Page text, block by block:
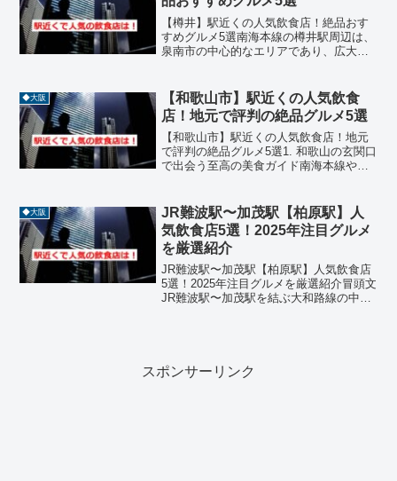
【樽井】駅近くの人気飲食店！絶品おす
すめグルメ5選南海本線の樽井駅周辺は、
泉南市の中心的なエリアであり、広大な
スも良く、非常に活気のあるグルメスポ
ットが点在...
◆大阪
【和歌山市】駅近くの人気飲食
店！地元で評判の絶品グルメ5選
【和歌山市】駅近くの人気飲食店！地元
で評判の絶品グルメ5選1. 和歌山の玄関口
で出会う至高の美食ガイド南海本線や和
た「キーノ和歌山」を中心に、今最も活
気に溢れているエリ...
◆大阪
JR難波駅〜加茂駅【柏原駅】人
気飲食店5選！2025年注目グルメ
を厳選紹介
JR難波駅〜加茂駅【柏原駅】人気飲食店
5選！2025年注目グルメを厳選紹介冒頭文
JR難波駅〜加茂駅を結ぶ大和路線の中で
スポンサーリンク